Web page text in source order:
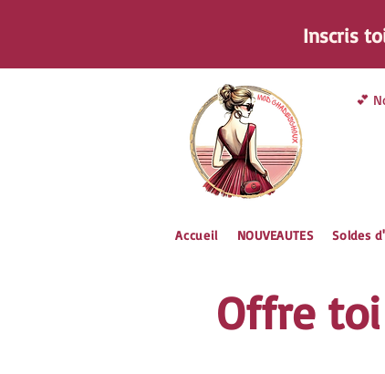
Inscris
💕
Accueil NOUVEAUTES Soldes
Offre